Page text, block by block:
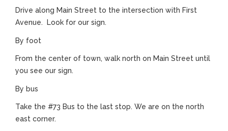
Drive along Main Street to the intersection with First
Avenue. Look for our sign.
By foot
From the center of town, walk north on Main Street until
you see our sign.
By bus
Take the #73 Bus to the last stop. We are on the north
east corner.